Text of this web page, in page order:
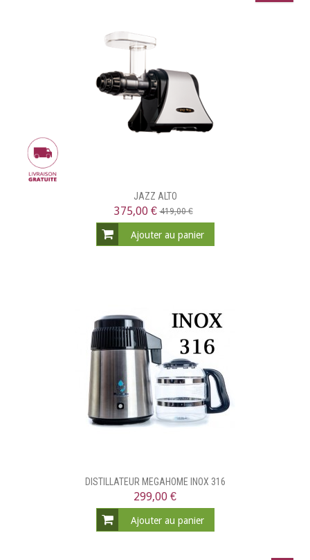
JAZZ ALTO
375,00 €419,00 €
Ajouter au panier
DISTILLATEUR MEGAHOME INOX 316
299,00 €
Ajouter au panier